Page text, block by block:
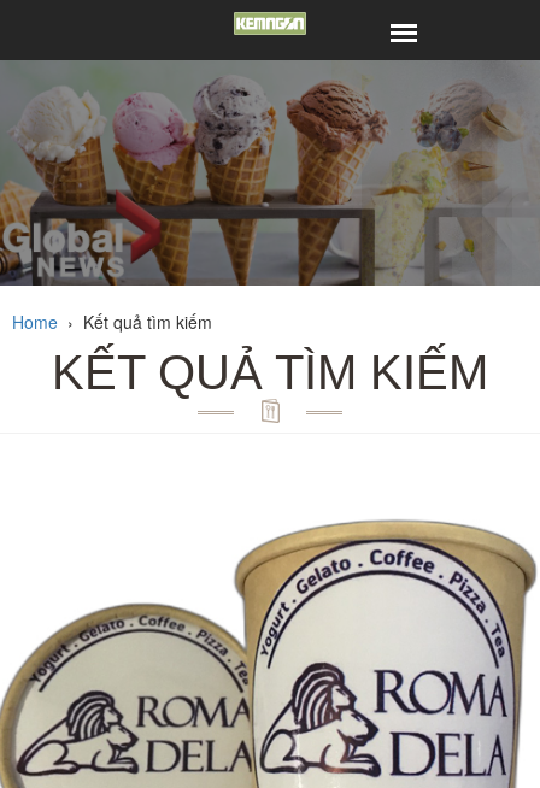
Home › Kết quả tìm kiếm
KẾT QUẢ TÌM KIẾM